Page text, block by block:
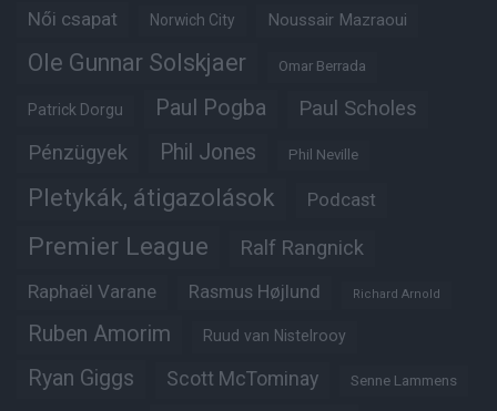
Női csapat Norwich City Noussair Mazraoui
Ole Gunnar Solskjaer Omar Berrada
Patrick Dorgu Paul Pogba Paul Scholes
Pénzügyek Phil Jones Phil Neville
Pletykák, átigazolások Podcast
Premier League Ralf Rangnick
Raphaël Varane Rasmus Højlund Richard Arnold
Ruben Amorim Ruud van Nistelrooy
Ryan Giggs Scott McTominay Senne Lammens